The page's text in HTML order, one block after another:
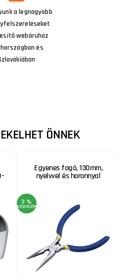
a legnagyobb
webáruház
és
ÖNNEK
Egyenes fogó, 130mm,
nyelvvel és horonnyal
3 %
KEDVEZMÉNY